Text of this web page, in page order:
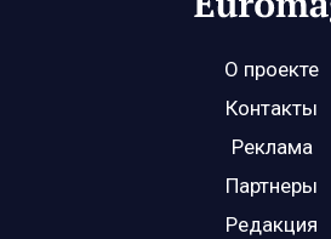
О проекте
Контакты
Реклама
Партнеры
Редакция